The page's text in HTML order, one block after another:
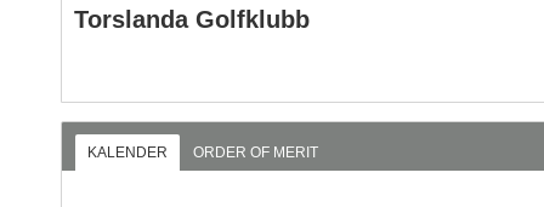
Torslanda Golfklubb
KALENDER ORDER OF MERIT